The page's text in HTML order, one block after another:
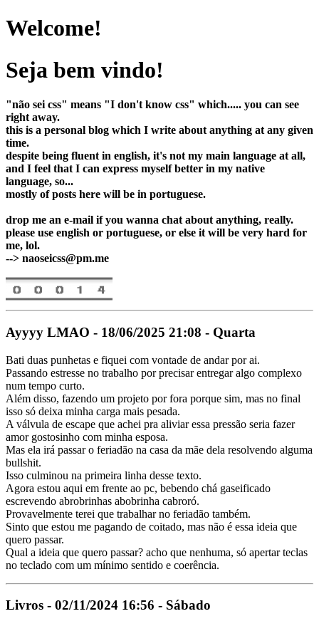
Welcome!
Seja bem vindo!
"não sei css" means "I don't know css" which..... you can see
right away.
this is a personal blog which I write about anything at any given
time.
despite being fluent in english, it's not my main language at all,
and I feel that I can express myself better in my native
language, so...
mostly of posts here will be in portuguese.
drop me an e-mail if you wanna chat about anything, really.
please use english or portuguese, or else it will be very hard for
me, lol.
--> naoseicss@pm.me
Ayyyy LMAO - 18/06/2025 21:08 - Quarta
Bati duas punhetas e fiquei com vontade de andar por ai.
Passando estresse no trabalho por precisar entregar algo complexo
num tempo curto.
Além disso, fazendo um projeto por fora porque sim, mas no final
isso só deixa minha carga mais pesada.
A válvula de escape que achei pra aliviar essa pressão seria fazer
amor gostosinho com minha esposa.
Mas ela irá passar o feriadão na casa da mãe dela resolvendo alguma
bullshit.
Isso culminou na primeira linha desse texto.
Agora estou aqui em frente ao pc, bebendo chá gaseificado
escrevendo abrobrinhas abobrinha cabroró.
Provavelmente terei que trabalhar no feriadão também.
Sinto que estou me pagando de coitado, mas não é essa ideia que
quero passar.
Qual a ideia que quero passar? acho que nenhuma, só apertar teclas
no teclado com um mínimo sentido e coerência.
Livros - 02/11/2024 16:56 - Sábado